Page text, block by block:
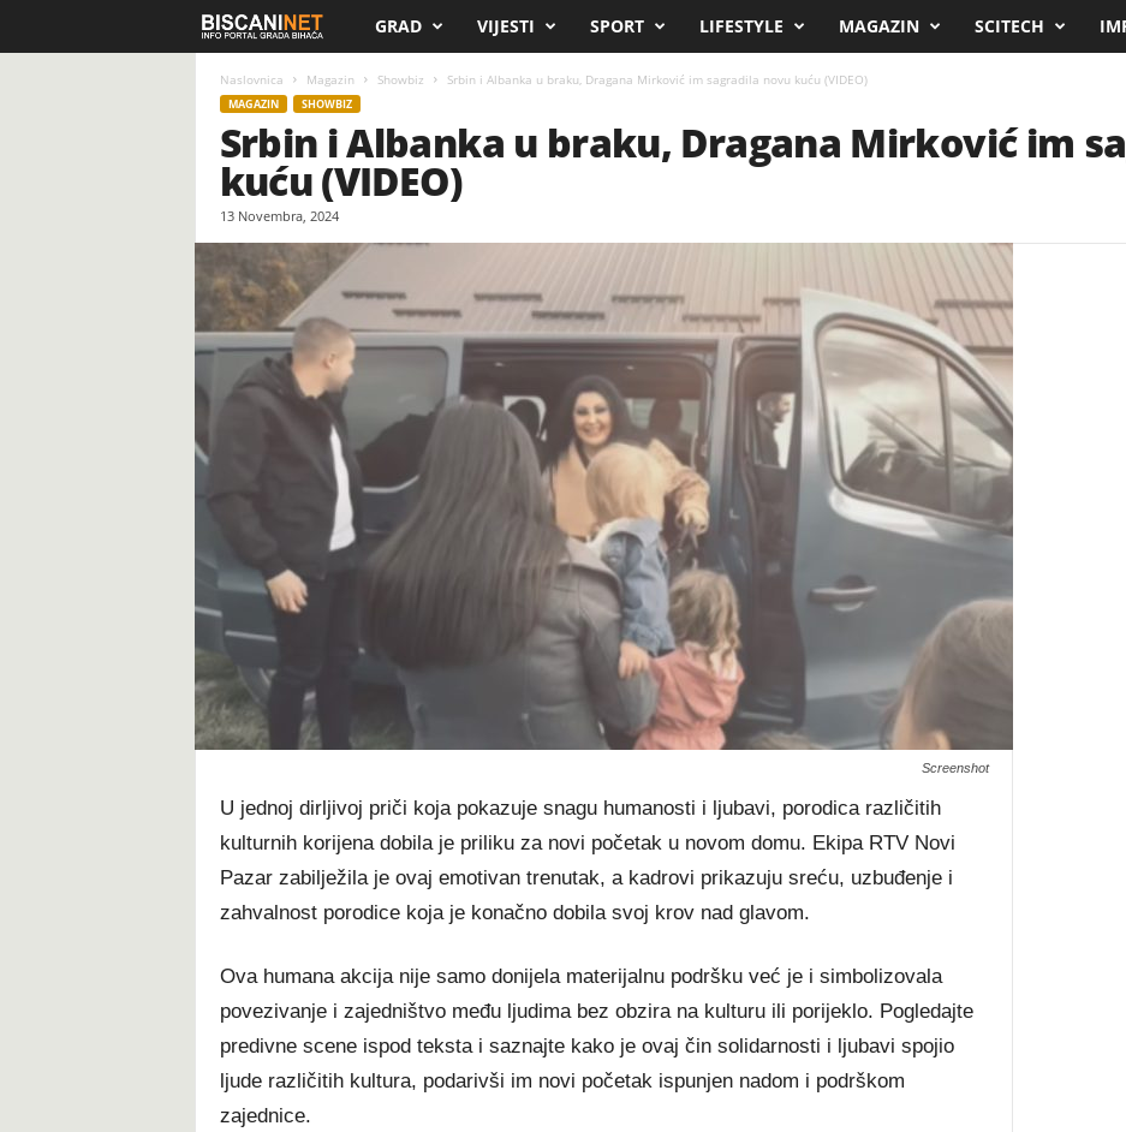
s
c
n
i
n
GRAD VIJESTI SPORT LIFESTYLE MAGAZIN SCITECH
Naslovnica Magazin Showbiz Srbin i Albanka u braku, Dragana Mirković im sagradila novu kuću (VIDEO)
MAGAZIN SHOWBIZ
Srbin i Albanka u braku, Dragana Mirković im
kuću (VIDEO)
13 Novembra, 2024
Screenshot
U jednoj dirljivoj priči koja pokazuje snagu humanosti i ljubavi, porodica različitih
kulturnih korijena dobila je priliku za novi početak u novom domu. Ekipa RTV Novi
Pazar zabilježila je ovaj emotivan trenutak, a kadrovi prikazuju sreću, uzbuđenje i
zahvalnost porodice koja je konačno dobila svoj krov nad glavom.
Ova humana akcija nije samo donijela materijalnu podršku već je i simbolizovala
povezivanje i zajedništvo među ljudima bez obzira na kulturu ili porijeklo. Pogledajte
predivne scene ispod teksta i saznajte kako je ovaj čin solidarnosti i ljubavi spojio
ljude različitih kultura, podarivši im novi početak ispunjen nadom i podrškom
zajednice.